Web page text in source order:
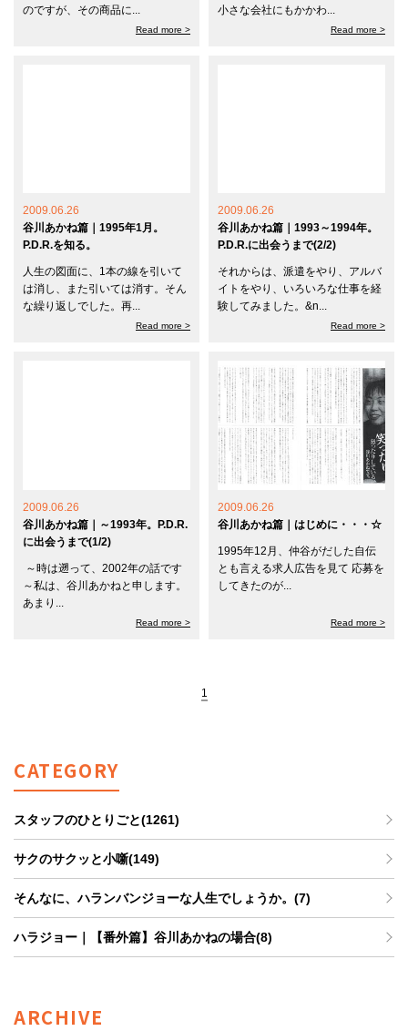
のですが、その商品に...
Read more >
小さな会社にもかかわ...
Read more >
2009.06.26
谷川あかね篇｜1995年1月。
P.D.R.を知る。
人生の図面に、1本の線を引いて
は消し、また引いては消す。そん
な繰り返しでした。再...
Read more >
2009.06.26
谷川あかね篇｜1993～1994年。
P.D.R.に出会うまで(2/2)
それからは、派遣をやり、アルバ
イトをやり、いろいろな仕事を経
験してみました。&n...
Read more >
2009.06.26
谷川あかね篇｜～1993年。P.D.R.
に出会うまで(1/2)
～時は遡って、2002年の話です
～私は、谷川あかねと申します。
あまり...
Read more >
2009.06.26
谷川あかね篇｜はじめに・・・☆
1995年12月、仲谷がだした自伝
とも言える求人広告を見て 応募を
してきたのが...
Read more >
CATEGORY
スタッフのひとりごと(1261)
サクのサクッと小噺(149)
そんなに、ハランバンジョーな人生でしょうか。(7)
ハラジョー｜【番外篇】谷川あかねの場合(8)
ARCHIVE
1